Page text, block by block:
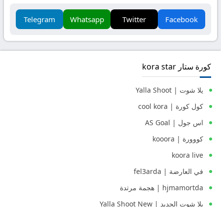
Facebook
Twitter
Whatsapp
Telegram
كورة ستار kora star
يلا شوت | Yalla Shoot
كول كورة | cool kora
اس جول | AS Goal
كووورة | kooora
koora live
في العارضة | fel3arda
hjmamortda | هجمة مرتدة
يلا شوت الجديد | Yalla Shoot New